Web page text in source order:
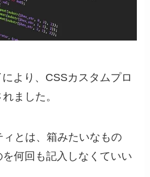
より、CSSカスタムプロ
ました。
とは、箱みたいなもの
何回も記入しなくていい